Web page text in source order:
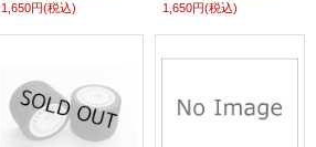
1,650円(税込)
1,650円(税込)